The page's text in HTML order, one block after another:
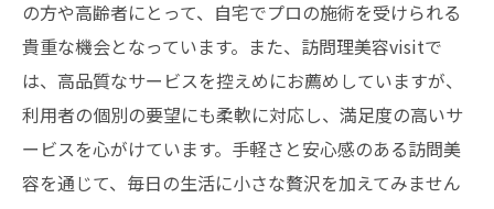
の方や高齢者にとって、自宅でプロの施術を受けられる
貴重な機会となっています。また、訪問理美容visitで
は、高品質なサービスを控えめにお薦めしていますが、
利用者の個別の要望にも柔軟に対応し、満足度の高いサ
ービスを心がけています。手軽さと安心感のある訪問美
容を通じて、毎日の生活に小さな贅沢を加えてみません